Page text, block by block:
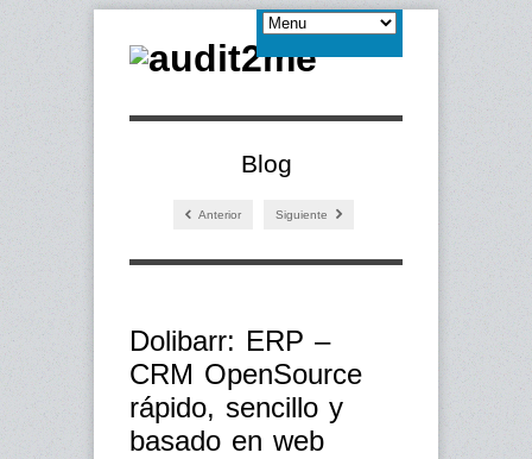
Blog
Anterior Siguiente
Dolibarr: ERP –
CRM OpenSource
rápido, sencillo y
basado en web